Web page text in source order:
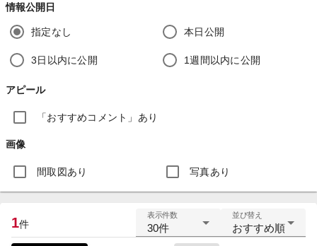
情報公開日
指定なし 本日公開
3日以内に公開 1週間以内に公開
アピール
「おすすめコメント」あり
画像
間取図あり 写真あり
1件
表示件数
30件
並び替え
おすすめ順